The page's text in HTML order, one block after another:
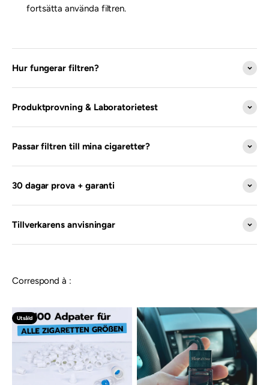
fortsätta använda filtren.
Hur fungerar filtren?
Produktprovning & Laboratorietest
Passar filtren till mina cigaretter?
30 dagar prova + garanti
Tillverkarens anvisningar
Correspond à :
Utsåld